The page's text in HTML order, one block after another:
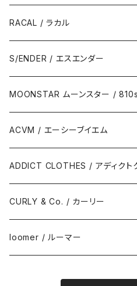
RACAL / ラカル
S/ENDER / エスエンダー
MOONSTAR ムーンスター / 810s
MOONSTAR / ムーンスター
810s / エイトテンス
ACVM / エーシーブイエム
ADDICT CLOTHES / アディクト
CURLY & Co. / カーリー
loomer / ルーマー